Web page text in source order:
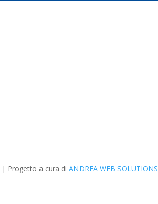
| Progetto a cura diANDREA WEB SOLUTIONS